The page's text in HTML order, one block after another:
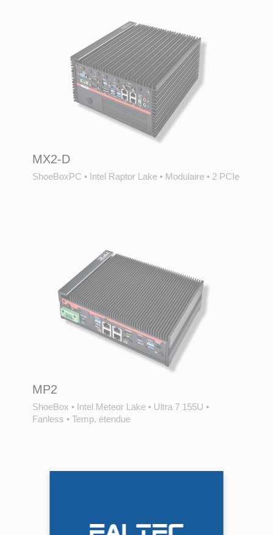
MX2-D
ShoeBoxPC • Intel Raptor Lake • Modulaire • 2 PCIe
MP2
ShoeBox • Intel Meteor Lake • Ultra 7 155U •
Fanless • Temp. étendue